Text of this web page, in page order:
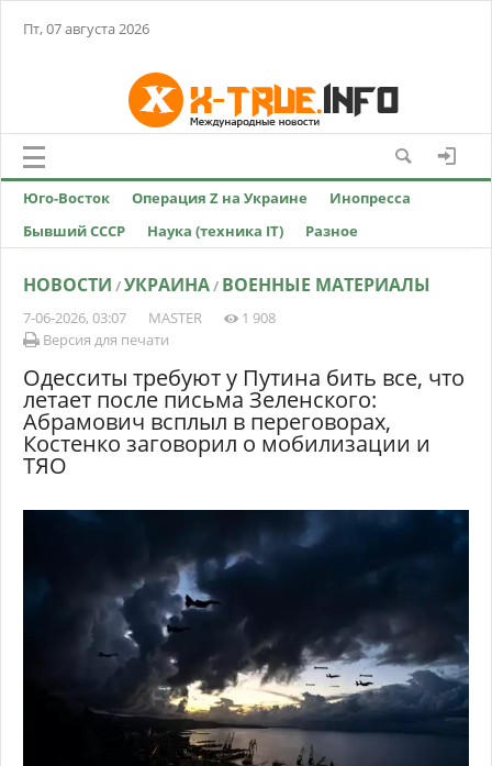
Пт, 07 августа 2026
Юго-Восток Операция Z на Украине
Инопресса
Бывший СССР
Наука (техника IT) Разное
НОВОСТИ /УКРАИНА/ ВОЕННЫЕ МАТЕРИАЛЫ
7-06-2026, 03:07 MASTER
1 908
Версия для печати
Одесситы требуют у Путина бить все, что
летает после письма Зеленского:
Абрамович всплыл в переговорах,
Костенко заговорил о мобилизации и
ТЯО